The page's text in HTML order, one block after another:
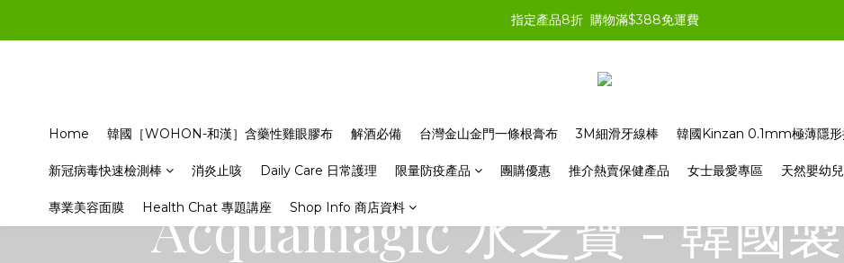
指定產品8折  購物滿$388免運費
Home 韓國［WOHON-和漢］含藥性雞眼膠布 解酒必備 台灣金山金門一條根膏布 3M細滑牙線棒 韓國Kinzan 0.1mm極薄隱形
新冠病毒快速檢測棒 消炎止咳 Daily Care 日常護理 限量防疫產品 團購優惠 推介熱賣保健產品 女士最愛專區 天然嬰幼
專業美容面膜 Health Chat 專題講座 Shop Info 商店資料
Acquamagic 水芝寶 - 韓國